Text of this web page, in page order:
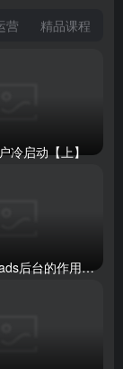
营 精品课程
冷启动【上】
TikTok投流ads后台的作用及使用方法